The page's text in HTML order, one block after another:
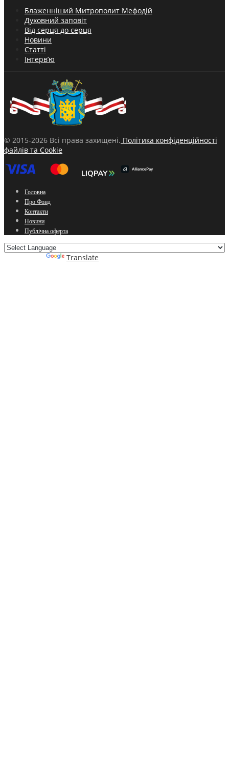
Блаженніший Митрополит Мефодій
Духовний заповіт
Від серця до серця
Новини
Статті
Інтерв’ю
© 2015-2026 Всі права захищені. Політика конфіденційності
файлів та Cookie
Головна
Про Фонд
Контакти
Новини
Публічна оферта
Translate